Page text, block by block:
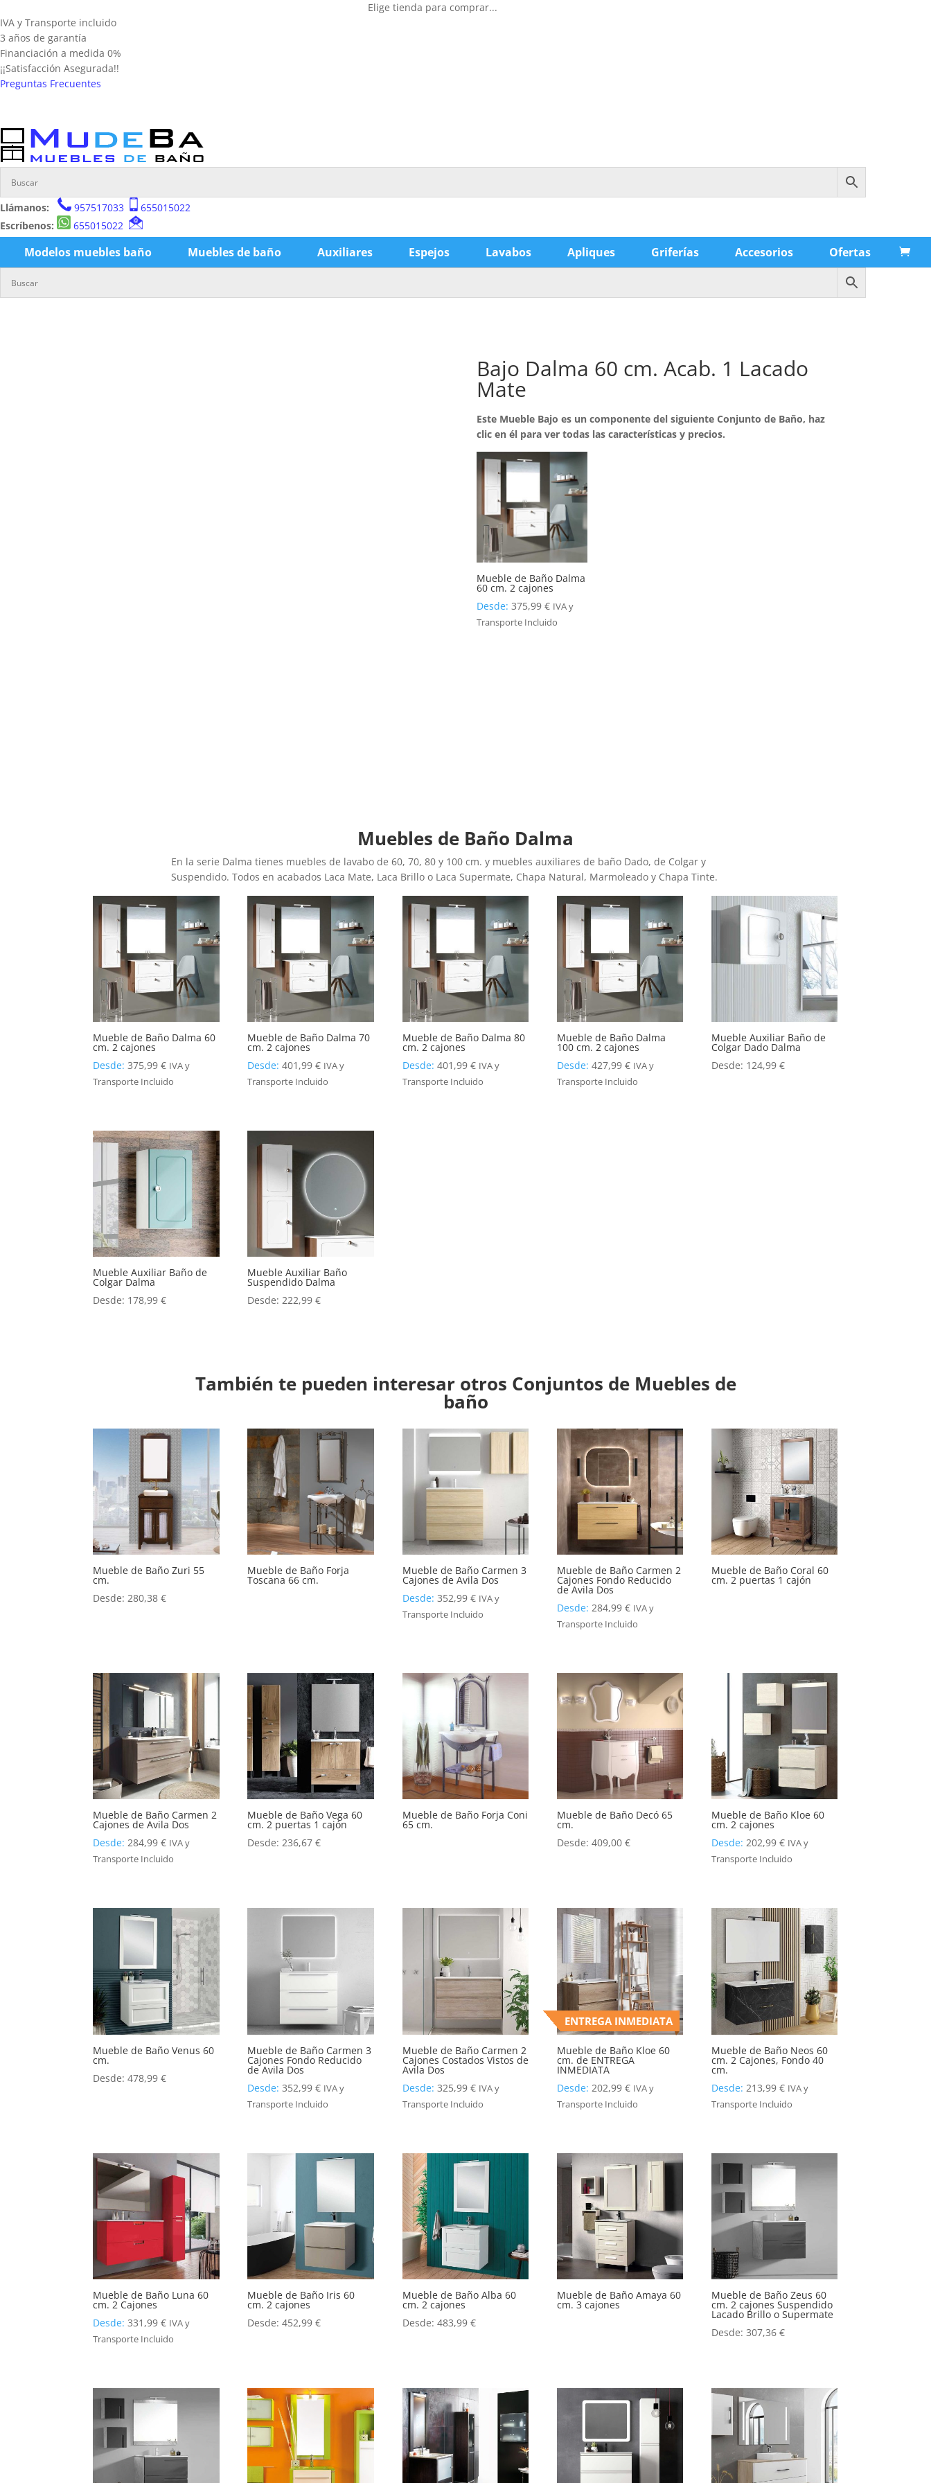
Elige tienda para comprar...
IVA y Transporte incluido
3 años de garantía
Financiación a medida 0%
¡¡Satisfacción Asegurada!!
Preguntas Frecuentes
Llámanos: 957517033
655015022
Escríbenos:
655015022
Modelos muebles baño Muebles de baño Auxiliares Espejos Lavabos Apliques Griferías Accesorios Ofertas
Bajo Dalma 60 cm. Acab. 1 Lacado
Mate
Este Mueble Bajo es un componente del siguiente Conjunto de Baño, haz
clic en él para ver todas las características y precios.
Mueble de Baño Dalma
60 cm. 2 cajones
Desde:375,99€ IVA y
Transporte Incluido
Muebles de Baño Dalma
En la serie Dalma tienes muebles de lavabo de 60, 70, 80 y 100 cm. y muebles auxiliares de baño Dado, de Colgar y
Suspendido. Todos en acabados Laca Mate, Laca Brillo o Laca Supermate, Chapa Natural, Marmoleado y Chapa Tinte.
Mueble de Baño Dalma 60
cm. 2 cajones
Desde:375,99€ IVA y
Transporte Incluido
Mueble de Baño Dalma 70
cm. 2 cajones
Desde:401,99€ IVA y
Transporte Incluido
Mueble de Baño Dalma 80
cm. 2 cajones
Desde: 401,99 € IVA y
Transporte Incluido
Mueble de Baño Dalma
100 cm. 2 cajones
Desde: 427,99 € IVA y
Transporte Incluido
Mueble Auxiliar Baño de
Colgar Dado Dalma
Desde: 124,99 €
Mueble Auxiliar Baño de
Colgar Dalma
Desde: 178,99€
Mueble Auxiliar Baño
Suspendido Dalma
Desde:222,99€
También te pueden interesar otros Conjuntos de Muebles de
baño
Mueble de Baño Zuri 55
cm.
Desde:280,38€
Mueble de Baño Forja
Toscana 66 cm.
Mueble de Baño Carmen 3
Cajones de Avila Dos
Desde: 352,99 € IVA y
Transporte Incluido
Mueble de Baño Carmen 2
Cajones Fondo Reducido
de Avila Dos
Desde: 284,99 € IVA y
Transporte Incluido
Mueble de Baño Coral 60
cm. 2 puertas 1 cajón
Mueble de Baño Carmen 2
Cajones de Avila Dos
Desde:284,99€ IVA y
Transporte Incluido
Mueble de Baño Vega 60
cm. 2 puertas 1 cajón
Desde:236,67€
Mueble de Baño Forja Coni
65 cm.
Mueble de Baño Decó 65
cm.
Desde: 409,00 €
Mueble de Baño Kloe 60
cm. 2 cajones
Desde: 202,99 € IVA y
Transporte Incluido
Mueble de Baño Venus 60
cm.
Desde:478,99€
Mueble de Baño Carmen 3
Cajones Fondo Reducido
de Avila Dos
Desde:352,99€ IVA y
Transporte Incluido
Mueble de Baño Carmen 2
Cajones Costados Vistos de
Avila Dos
Desde: 325,99 € IVA y
Transporte Incluido
ENTREGA INMEDIATA
Mueble de Baño Kloe 60
cm. de ENTREGA
INMEDIATA
Desde: 202,99 € IVA y
Transporte Incluido
Mueble de Baño Neos 60
cm. 2 Cajones, Fondo 40
cm.
Desde: 213,99 € IVA y
Transporte Incluido
Mueble de Baño Luna 60
cm. 2 Cajones
Desde:331,99€ IVA y
Transporte Incluido
Mueble de Baño Iris 60
cm. 2 cajones
Desde:452,99€
Mueble de Baño Alba 60
cm. 2 cajones
Desde: 483,99 €
Mueble de Baño Amaya 60
cm. 3 cajones
Mueble de Baño Zeus 60
cm. 2 cajones Suspendido
Lacado Brillo o Supermate
Desde: 307,36 €